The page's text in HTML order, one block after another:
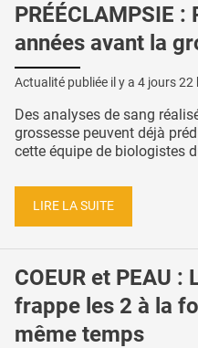
PRÉÉCLAMPSIE
années avant la
Actualité publiée il y a 4 jours 22
Des analyses de sang
grossesse peuvent déjà
cette équipe de biologistes
LIRE LA SUITE
COEUR et PEAU
frappe les 2 à la
même temps